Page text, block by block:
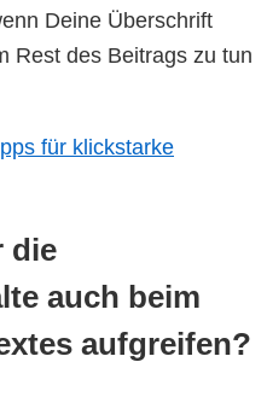
Deine Überschrift
Rest des Beitrags zu tun
für klickstarke
die
auch beim
aufgreifen?